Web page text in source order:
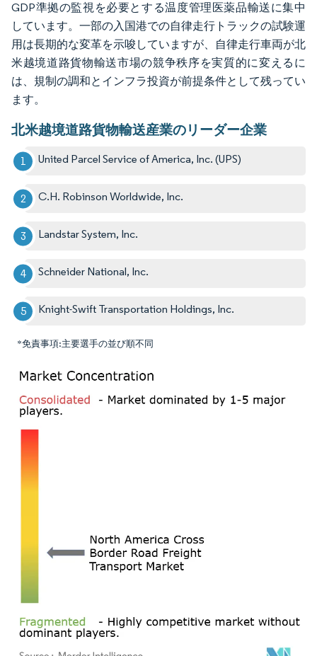
GDP準拠の監視を必要とする温度管理医薬品輸送に集中
しています。一部の入国港での自律走行トラックの試験運
用は長期的な変革を示唆していますが、自律走行車両が北
米越境道路貨物輸送市場の競争秩序を実質的に変えるに
は、規制の調和とインフラ投資が前提条件として残ってい
ます。
北米越境道路貨物輸送産業のリーダー企業
United Parcel Service of America, Inc. (UPS)
C.H. Robinson Worldwide, Inc.
Landstar System, Inc.
Schneider National, Inc.
Knight-Swift Transportation Holdings, Inc.
*免責事項:主要選手の並び順不同